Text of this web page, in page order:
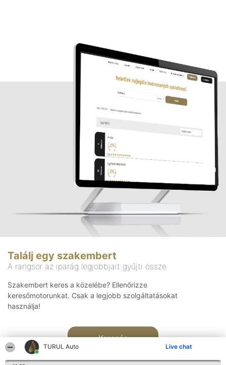
TURUL Auto Live chat
Találj egy szakembert
A rangsor az iparág legjobbjait gyűjti össze
Szakembert keres a közelébe? Ellenőrizze
keresőmotorunkat. Csak a legjobb szolgáltatásokat
használja!
Keresés